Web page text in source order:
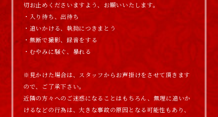
切お止めくださいますよう、お願いいたします。
・入り待ち、出待ち
・追いかける、執拗につきまとう
・無断で撮影、録音をする
・むやみに騒ぐ、暴れる
※見かけた場合は、スタッフからお声掛けをさせて頂きます
ので、ご了承下さい。
近隣の方々へのご迷惑になることはもちろん、無理に追いか
けるなどの行為は、大きな事故の原因となる可能性もあり、